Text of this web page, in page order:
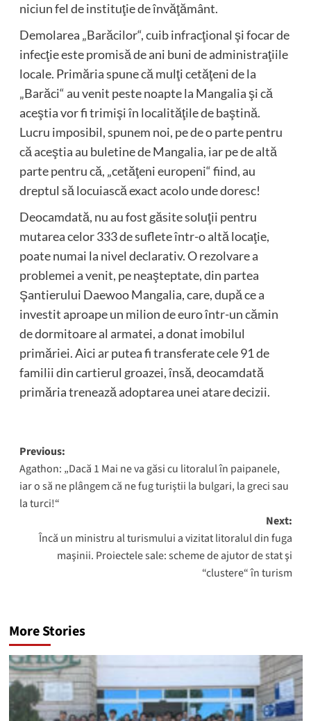
niciun fel de instituţie de învăţământ.
Demolarea „Barăcilor“, cuib infracţional şi focar de
infecţie este promisă de ani buni de administraţiile
locale. Primăria spune că mulţi cetăţeni de la
„Barăci“ au venit peste noapte la Mangalia şi că
aceştia vor fi trimişi în localităţile de baştină.
Lucru imposibil, spunem noi, pe de o parte pentru
că aceştia au buletine de Mangalia, iar pe de altă
parte pentru că, „cetăţeni europeni“ fiind, au
dreptul să locuiască exact acolo unde doresc!
Deocamdată, nu au fost găsite soluţii pentru
mutarea celor 333 de suflete într-o altă locaţie,
poate numai la nivel declarativ. O rezolvare a
problemei a venit, pe neaşteptate, din partea
Şantierului Daewoo Mangalia, care, după ce a
investit aproape un milion de euro într-un cămin
de dormitoare al armatei, a donat imobilul
primăriei. Aici ar putea fi transferate cele 91 de
familii din cartierul groazei, însă, deocamdată
primăria trenează adoptarea unei atare decizii.
Post
navigation
Previous:
Agathon: „Dacă 1 Mai ne va găsi cu litoralul în paipanele,
iar o să ne plângem că ne fug turiştii la bulgari, la greci sau
la turci!“
Next:
Încă un ministru al turismului a vizitat litoralul din fuga
maşinii. Proiectele sale: scheme de ajutor de stat şi
“clustere“ în turism
More Stories